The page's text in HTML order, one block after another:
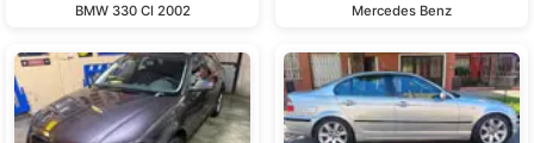
BMW 330 CI 2002 Mercedes Benz